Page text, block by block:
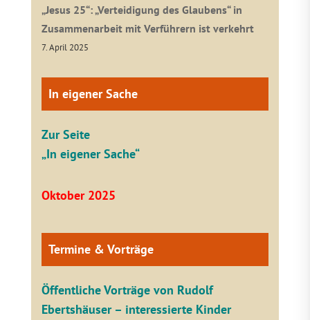
„Jesus 25“: „Verteidigung des Glaubens“ in
Zusammenarbeit mit Verführern ist verkehrt
7. April 2025
In eigener Sache
Zur Seite
„In eigener Sache“
Oktober 2025
Termine & Vorträge
Öffentliche Vorträge von Rudolf
Ebertshäuser – interessierte Kinder